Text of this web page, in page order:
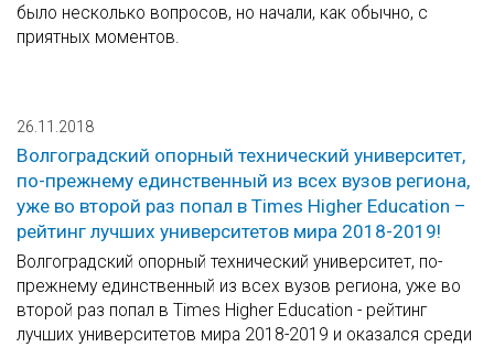
было несколько вопросов, но начали, как обычно, с
приятных моментов.
26.11.2018
Волгоградский опорный технический университет,
по-прежнему единственный из всех вузов региона,
уже во второй раз попал в Times Higher Education –
рейтинг лучших университетов мира 2018-2019!
Волгоградский опорный технический университет, по-
прежнему единственный из всех вузов региона, уже во
второй раз попал в Times Higher Education - рейтинг
лучших университетов мира 2018-2019 и оказался среди